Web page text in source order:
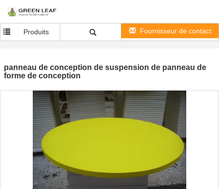
Produits Fournisseur de contact
panneau de conception de suspension de panneau de
forme de conception